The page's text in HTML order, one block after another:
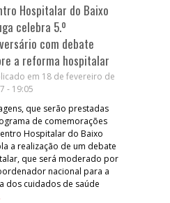
Hospitalar do Baixo
celebra 5.º
com debate
a reforma hospitalar
em 18 de fevereiro de
- 19:05
que serão prestadas
de comemorações
Hospitalar do Baixo
a realização de um debate
que será moderado por
nacional para a
dos cuidados de saúde